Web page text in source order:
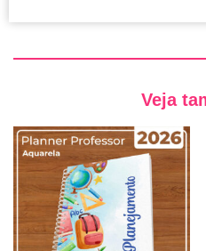
Veja